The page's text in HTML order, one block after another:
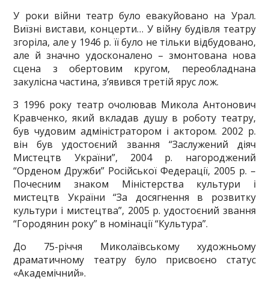
У роки війни театр було евакуйовано на Урал.
Виїзні вистави, концерти… У війну будівля театру
згоріла, але у 1946 р. її було не тільки відбудовано,
але й значно удосконалено – змонтована нова
сцена з обертовим кругом, переобладнана
закулісна частина, з’явився третій ярус лож.
З 1996 року театр очолював Микола Антонович
Кравченко, який вкладав душу в роботу театру,
був чудовим адміністратором і актором. 2002 р.
він був удостоєний звання “Заслужений діяч
Мистецтв України”, 2004 р. нагороджений
“Орденом Дружби” Російської Федерації, 2005 р. –
Почесним знаком Міністерства культури і
мистецтв України “За досягнення в розвитку
культури і мистецтва”, 2005 р. удостоєний звання
“Городянин року” в номінації “Культура”.
До 75-річчя Миколаївському художньому
драматичному театру було присвоєно статус
«Академічний».